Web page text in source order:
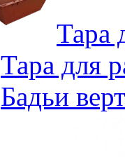
Тара
Тара для
Бадьи